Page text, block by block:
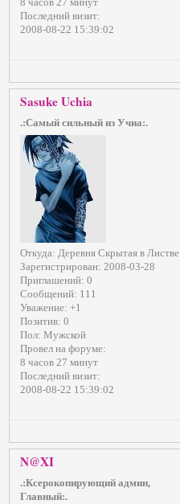
Последний визит:
2008-08-22 15:39:02
Sasuke Uchia
.:Самый сильный из Учиа:.
Откуда: Деревня Скрытая в Листве
Зарегистрирован: 2008-03-28
Приглашений: 0
Сообщений: 111
Уважение: +1
Позитив: 0
Пол: Мужской
Провел на форуме:
8 часов 27 минут
Последний визит:
2008-08-22 15:39:02
N@XI
.:Ксерокопирующий админ,
Главный:.